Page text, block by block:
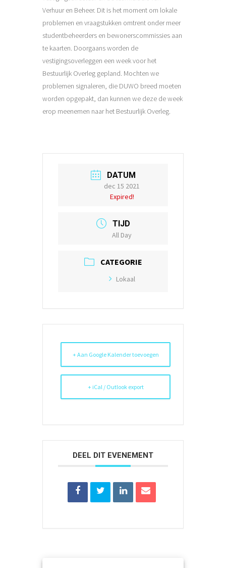
Verhuur en Beheer. Dit is het moment om lokale
problemen en vraagstukken omtrent onder meer
studentbeheerders en bewonerscommissies aan
te kaarten. Doorgaans worden de
vestigingsoverleggen een week voor het
Bestuurlijk Overleg gepland. Mochten we
problemen signaleren, die DUWO breed moeten
worden opgepakt, dan kunnen we deze de week
erop meenemen naar het Bestuurlijk Overleg.
DATUM
dec 15 2021
Expired!
TIJD
All Day
CATEGORIE
Lokaal
+ Aan Google Kalender toevoegen
+ iCal / Outlook export
DEEL DIT EVENEMENT